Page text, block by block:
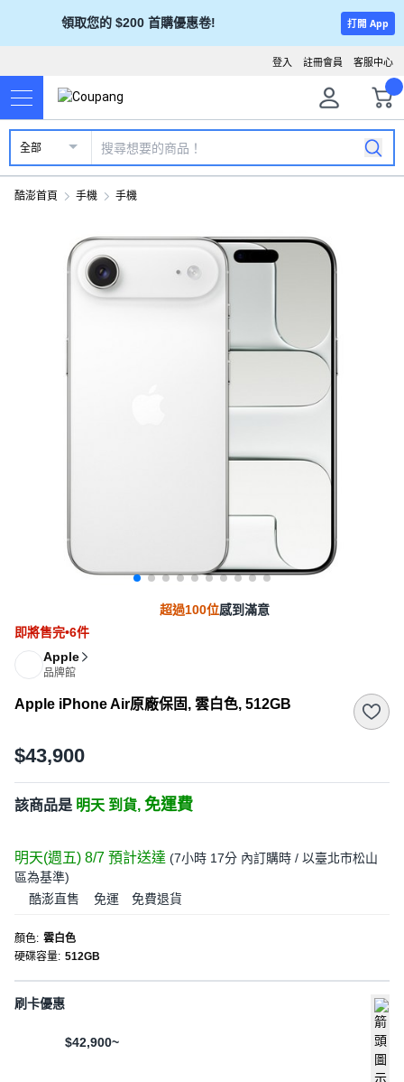
領取您的 $200 首購優惠卷! 打開 App
客服中心
註冊會員
登入
全部
酷澎首頁 手機 手機
超過100位感到滿意
即將售完•6件
Apple
品牌館
Apple iPhone Air原廠保固, 雲白色, 512GB
$43,900
該商品是 明天 到貨, 免運費
明天(週五) 8/7 預計送達 (7小時 17分 內訂購時 / 以臺北市松山
區為基準)
酷澎直售 免運 免費退貨
顏色: 雲白色
硬碟容量: 512GB
刷卡優惠
$42,900~